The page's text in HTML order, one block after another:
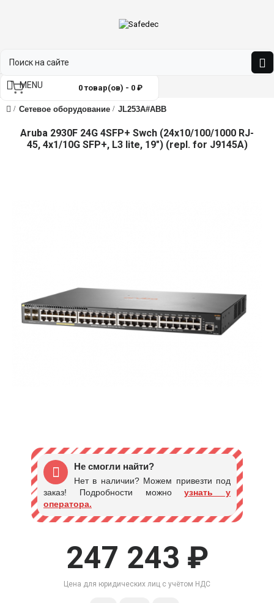
0 товар(ов) - 0 ₽
MENU
Сетевое оборудование JL253A#ABB
Aruba 2930F 24G 4SFP+ Swch (24x10/100/1000 RJ-
45, 4x1/10G SFP+, L3 lite, 19") (repl. for J9145A)
Не смогли найти?
Нет в наличии? Можем привезти под
заказ! Подробности можноузнать у
оператора.
247 243 ₽
Цена для юридических лиц с учётом НДС